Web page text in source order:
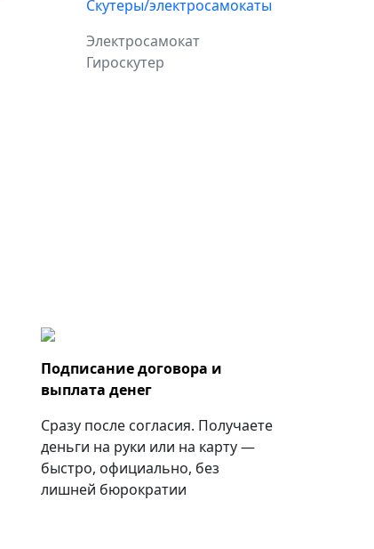
Скутеры/электросамокаты
Электросамокат
Гироскутер
Подписание договора и
выплата денег
Сразу после согласия. Получаете
деньги на руки или на карту —
быстро, официально, без
лишней бюрократии